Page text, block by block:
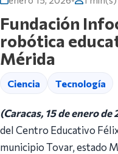
Fundación
robótica
Mérida
Ciencia Tecnología
(Caracas, 15 de enero de
del Centro Educativo
municipio Tovar, estado